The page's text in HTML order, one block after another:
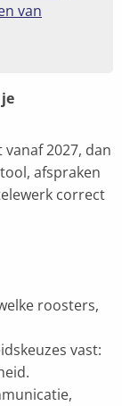
van
2027, dan
afspraken
correct
roosters,
vast: